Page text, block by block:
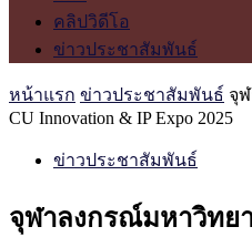
คลิปวิดีโอ
ข่าวประชาสัมพันธ์
หน้าแรก ข่าวประชาสัมพันธ์ จุ
CU Innovation & IP Expo 2025
ข่าวประชาสัมพันธ์
จุฬาลงกรณ์มหาวิทย